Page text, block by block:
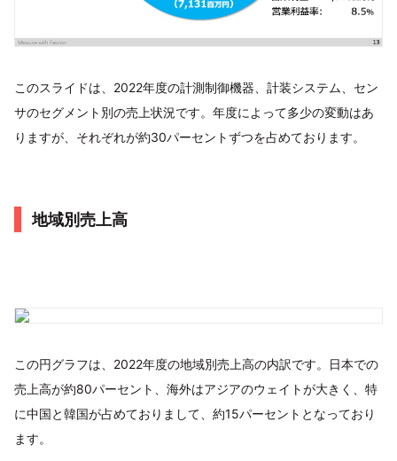
このスライドは、2022年度の計測制御機器、計装システム、セン
サのセグメント別の売上状況です。​年度によって多少の変動はあ
りますが、​それぞれが約30パーセントずつを占めております。​
地域別売上高
この円グラフは、2022年度の地域別売上高の内訳です。​日本での
売上高が約80パーセント、海外はアジアのウェイトが大きく、​特
に中国と韓国が占めておりまして、約15パーセントとなっており
ます。​